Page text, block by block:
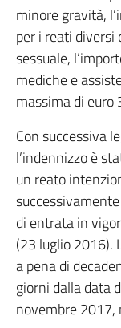
minore gravità,
per i reati diversi
sessuale,
mediche e
massima di euro
Con successiva
l’indennizzo è
un reato
di entrata in
(23 luglio 2016).
a pena di
giorni dalla data
novembre 2017,